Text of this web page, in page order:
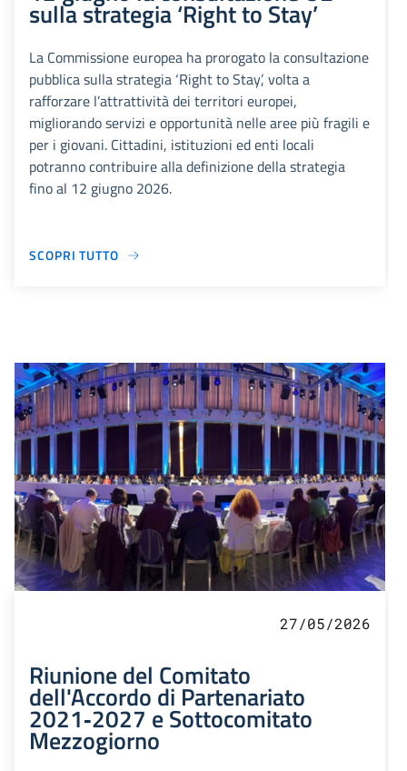
sulla strategia ‘Right to Stay’
La Commissione europea ha prorogato la consultazione
pubblica sulla strategia ‘Right to Stay’, volta a
rafforzare l’attrattività dei territori europei,
migliorando servizi e opportunità nelle aree più fragili e
per i giovani. Cittadini, istituzioni ed enti locali
potranno contribuire alla definizione della strategia
fino al 12 giugno 2026.
SCOPRI TUTTO
27/05/2026
Riunione del Comitato
dell'Accordo di Partenariato
2021‑2027 e Sottocomitato
Mezzogiorno